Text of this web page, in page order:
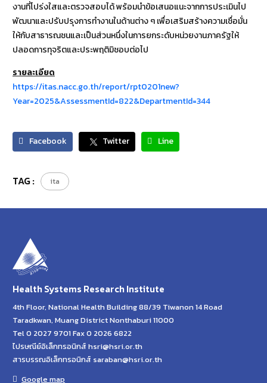
งานที่โปร่งใสและตรวจสอบได้ พร้อมนำข้อเสนอแนะจากการประเมินไป
พัฒนาและปรับปรุงการทำงานในด้านต่าง ๆ เพื่อเสริมสร้างความเชื่อมั่น
ให้กับสาธารณชนและเป็นส่วนหนึ่งในการยกระดับหน่วยงานภาครัฐให้
ปลอดการทุจริตและประพฤติมิชอบต่อไป
รายละเอียด
https://itas.nacc.go.th/report/rpt0201new?
Year=2025&AssessmentId=822&DepartmentId=344
Facebook Twitter Line
TAG : ita
Health Systems Research Institute
4th Floor, National Health Building 88/39 Tiwanon 14 Road
Taradkwan, Muang District Nonthaburi 11000
Tel 0 2027 9701 Fax 0 2026 6822
ไปรษณีย์อิเล็กทรอนิกส์ hsri@hsri.or.th
สารบรรณอิเล็กทรอนิกส์ saraban@hsri.or.th
Google map